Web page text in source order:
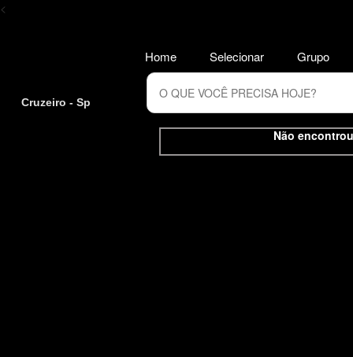
<
Cruzeiro - Sp
Não
Home Selecionar Grupo